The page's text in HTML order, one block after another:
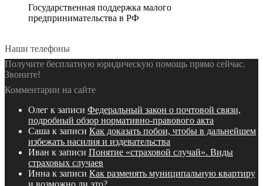
Государственная поддержка малого
предпринимательства в РФ
Наши телефоны
Получите бесплатную юридическую помощь прямо сейчас.
Звоните!
Комментарии на сайте
Олег к записи Федеральный закон о почтовой связи,
подробный обзор нормативно-правового акта
Саша к записи Как доказать побои, чтобы в дальнейшем
избежать насилия и издевательства
Иван к записи Понятие «страховой случай». Виды
страховых случаев
Инна к записи Как разменять муниципальную квартиру
и возможно ли это?